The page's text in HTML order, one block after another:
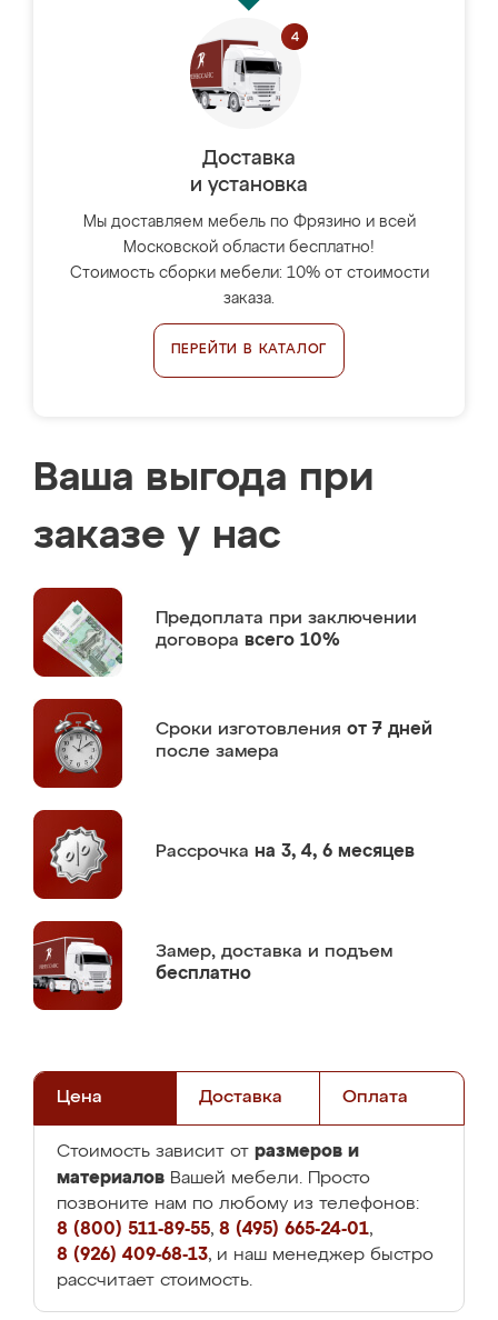
Доставка
и установка
Мы доставляем мебель по Фрязино и всей
Московской области бесплатно!
Стоимость сборки мебели: 10% от стоимости
заказа.
ПЕРЕЙТИ В КАТАЛОГ
Ваша выгода при
заказе у нас
Предоплата при заключении
договора всего 10%
Сроки изготовления от 7 дней
после замера
Рассрочка на 3, 4, 6 месяцев
Замер, доставка и подъем
бесплатно
Цена Доставка Оплата
Стоимость зависит от размеров и
материалов Вашей мебели. Просто
позвоните нам по любому из телефонов:
8 (800) 511-89-55, 8 (495) 665-24-01,
8 (926) 409-68-13, и наш менеджер быстро
рассчитает стоимость.